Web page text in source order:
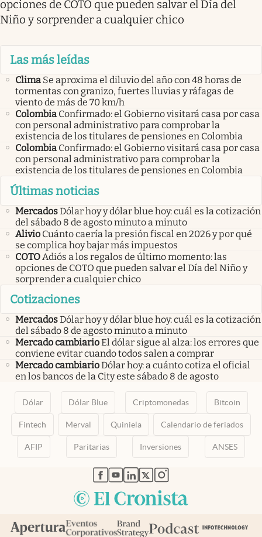
opciones de COTO que pueden salvar el Día del
Niño y sorprender a cualquier chico
Las más leídas
Clima Se aproxima el diluvio del año con 48 horas de
tormentas con granizo, fuertes lluvias y ráfagas de
viento de más de 70 km/h
Colombia Confirmado: el Gobierno visitará casa por casa
con personal administrativo para comprobar la
existencia de los titulares de pensiones en Colombia
Colombia Confirmado: el Gobierno visitará casa por casa
con personal administrativo para comprobar la
existencia de los titulares de pensiones en Colombia
Últimas noticias
MercadosDólar hoy y dólar blue hoy: cuál es la cotización
del sábado 8 de agosto minuto a minuto
Alivio Cuánto caería la presión fiscal en 2026 y por qué
se complica hoy bajar más impuestos
COTOAdiós a los regalos de último momento: las
opciones de COTO que pueden salvar el Día del Niño y
sorprender a cualquier chico
Cotizaciones
MercadosDólar hoy y dólar blue hoy: cuál es la cotización
del sábado 8 de agosto minuto a minuto
Mercado cambiarioEl dólar sigue al alza: los errores que
conviene evitar cuando todos salen a comprar
Mercado cambiarioDólar hoy: a cuánto cotiza el oficial
en los bancos de la City este sábado 8 de agosto
Dólar Dólar Blue Criptomonedas Bitcoin
Fintech Merval Quiniela Calendario de feriados
AFIP Paritarias Inversiones ANSES
abre en nueva pestaña
abre en nueva pestaña
abre en nueva pestaña
abre en nueva pestaña
abre en nueva pestaña